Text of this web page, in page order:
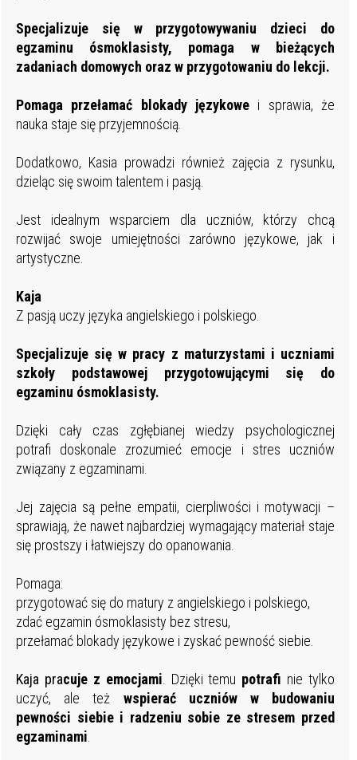
Specjalizuje się w przygotowywaniu dzieci do
egzaminu ósmoklasisty, pomaga w bieżących
zadaniach domowych oraz w przygotowaniu do lekcji.
Pomaga przełamać blokady językowe i sprawia, że
nauka staje się przyjemnością.
Dodatkowo, Kasia prowadzi również zajęcia z rysunku,
dzieląc się swoim talentem i pasją.
Jest idealnym wsparciem dla uczniów, którzy chcą
rozwijać swoje umiejętności zarówno językowe, jak i
artystyczne.
Kaja
Z pasją uczy języka angielskiego i polskiego.
Specjalizuje się w pracy z maturzystami i uczniami
szkoły podstawowej
przygotowującymi się do
egzaminu ósmoklasisty.
Dzięki cały czas zgłębianej wiedzy psychologicznej
potrafi doskonale zrozumieć emocje i stres uczniów
związany z egzaminami.
Jej zajęcia są pełne empatii, cierpliwości i motywacji –
sprawiają, że nawet najbardziej wymagający materiał staje
się prostszy i łatwiejszy do opanowania.
Pomaga:
przygotować się do matury z angielskiego i polskiego,
zdać egzamin ósmoklasisty bez stresu,
przełamać blokady językowe i zyskać pewność siebie.
Kaja pracuje z emocjami. Dzięki temu potrafi nie tylko
uczyć, ale też wspierać uczniów w budowaniu
pewności siebie i radzeniu sobie ze stresem przed
egzaminami.